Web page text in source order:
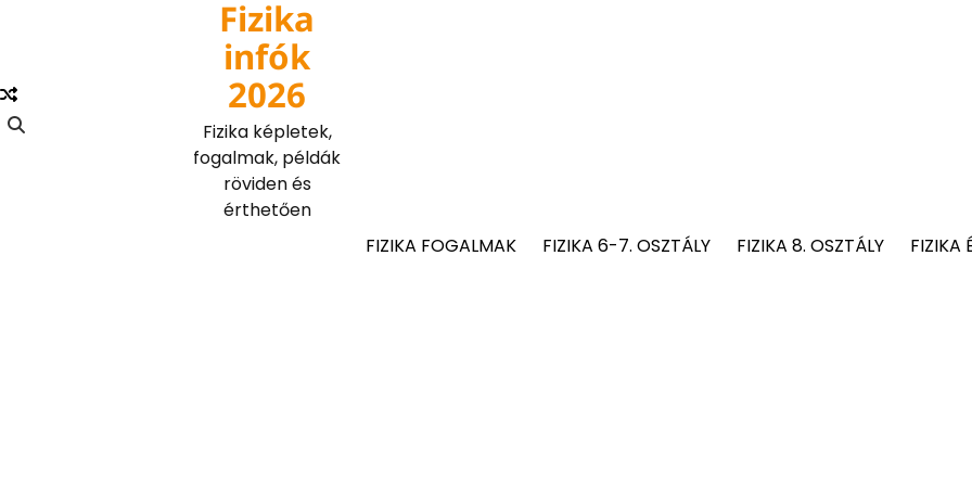
Fizika
infók
2026
Fizika képletek,
fogalmak, példák
röviden és
érthetően
FIZIKA FOGALMAK
FIZIKA 6-7. OSZTÁLY FIZIKA 8. OSZTÁLY FIZIKA